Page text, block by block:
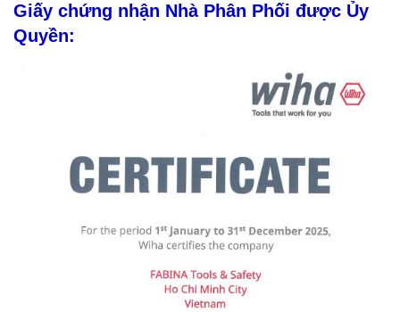
Giấy chứng nhận Nhà Phân Phối được Ủy
Quyền: